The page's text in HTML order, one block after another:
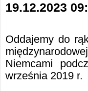
19.12.2023
Oddajemy do
Niemcami
września 2019 r.